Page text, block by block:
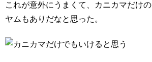
これが意外にうまくて、カニカマだけの
ヤムもありだなと思った。